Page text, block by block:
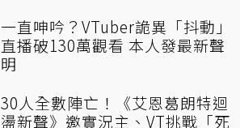
一直呻吟？VTuber詭異「抖動」
直播破130萬觀看 本人發最新聲
明
30人全數陣亡！《艾恩葛朗特迴
盪新聲》邀實況主、VT挑戰「死